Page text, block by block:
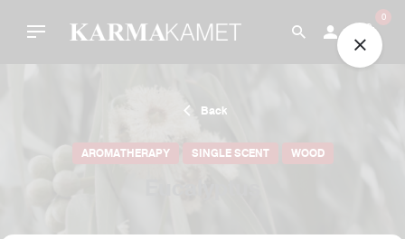
0
Back
AROMATHERAPY SINGLE SCENT WOOD